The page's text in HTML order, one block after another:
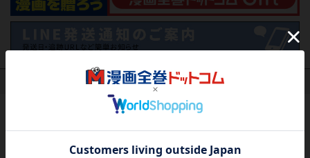
（関連商品を含む）
この作品にはまだレビューがありません。 今後読まれる
方のために感想を共有してもらえませんか？